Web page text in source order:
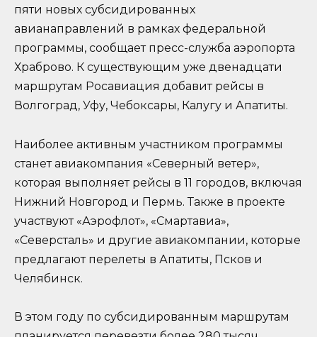
пяти новых субсидированных
авианаправлений в рамках федеральной
программы, сообщает пресс-служба аэропорта
Храброво. К существующим уже двенадцати
маршрутам Росавиация добавит рейсы в
Волгоград, Уфу, Чебоксары, Калугу и Апатиты.
Наиболее активным участником программы
станет авиакомпания «Северный ветер»,
которая выполняет рейсы в 11 городов, включая
Нижний Новгород и Пермь. Также в проекте
участвуют «Аэрофлот», «Смартавиа»,
«Северсталь» и другие авиакомпании, которые
предлагают перелеты в Апатиты, Псков и
Челябинск.
В этом году по субсидированным маршрутам